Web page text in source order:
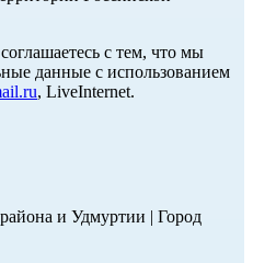
с тем, что мы
данные с использованием
, LiveInternet.
и Удмуртии | Город